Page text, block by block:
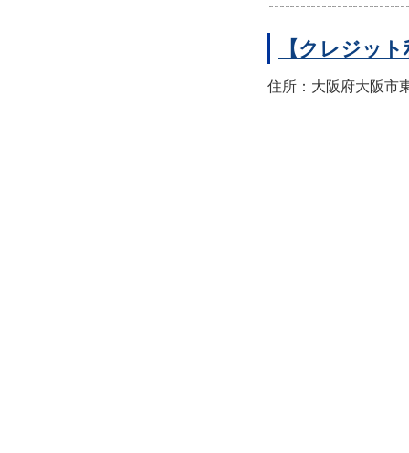
【クレジッ
住所：大阪府大阪市